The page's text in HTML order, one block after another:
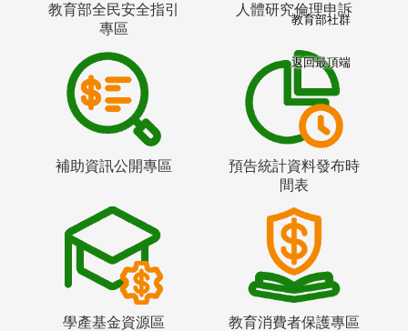
教育部全民安全指引
專區
人體研究倫理申訴
補助資訊公開專區
預告統計資料發布時
間表
學產基金資源區 教育消費者保護專區
教育部社群
返回最頂端